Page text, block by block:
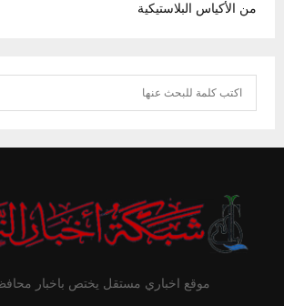
من الأكياس البلاستيكية
e
موقع اخباري مستقل يختص باخبار